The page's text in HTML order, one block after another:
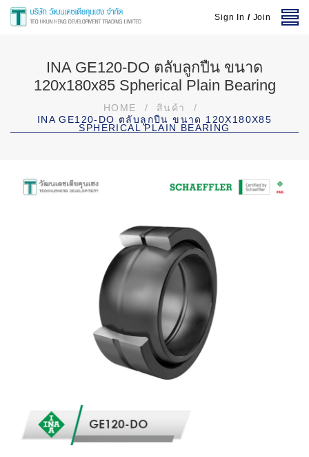
Sign In / Join
INA GE120-DO ตลับลูกปืน ขนาด
120x180x85 Spherical Plain Bearing
HOME / สินค้า
/
INA GE120-DO ตลับลูกปืน ขนาด 120X180X85
SPHERICAL PLAIN BEARING